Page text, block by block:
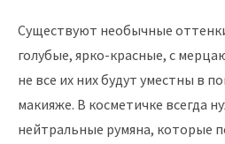
Существуют необычные
голубые, ярко-красные, с
не все их них будут уместны в
макияже. В косметичке всегда
нейтральные румяна, которые